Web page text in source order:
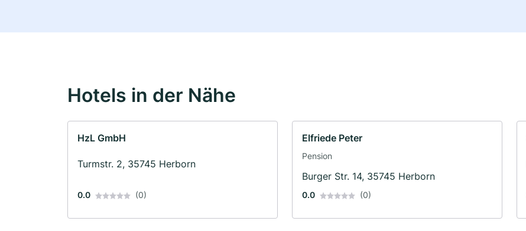
Hotels in der Nähe
HzL GmbH
Turmstr. 2, 35745 Herborn
0.0 (0)
Elfriede Peter
Pension
Burger Str. 14, 35745 Herborn
0.0 (0)